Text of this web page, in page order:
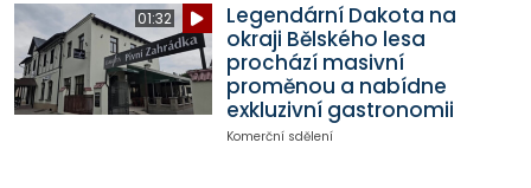
01:32
Legendární Dakota na
okraji Bělského lesa
prochází masivní
proměnou a nabídne
exkluzivní gastronomii
Komerční sdělení